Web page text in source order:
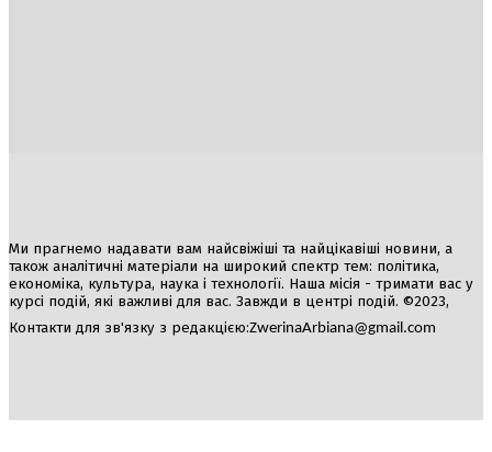
Ми прагнемо надавати вам найсвіжіші та найцікавіші новини, а
також аналітичні матеріали на широкий спектр тем: політика,
економіка, культура, наука і технології. Наша місія - тримати вас у
курсі подій, які важливі для вас. Завжди в центрі подій. ©2023,
Контакти для зв'язку з редакцією:ZwerinaArbiana@gmail.com